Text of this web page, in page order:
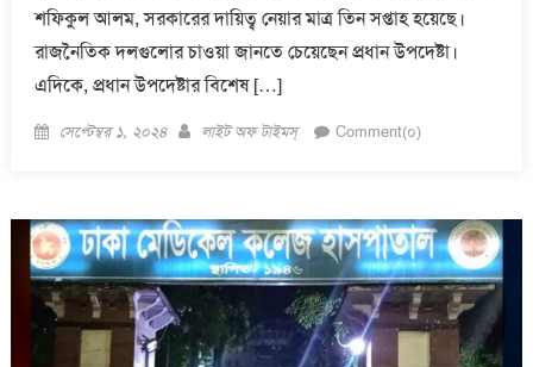
শফিকুল আলম, সরকারের দায়িত্ব নেয়ার মাত্র তিন সপ্তাহ হয়েছে।
রাজনৈতিক দলগুলোর চাওয়া জানতে চেয়েছেন প্রধান উপদেষ্টা।
এদিকে, প্রধান উপদেষ্টার বিশেষ […]
Posted
সেপ্টেম্বর ১, ২০২৪ Author
লাইট অফ টাইমস্ Comment(০)